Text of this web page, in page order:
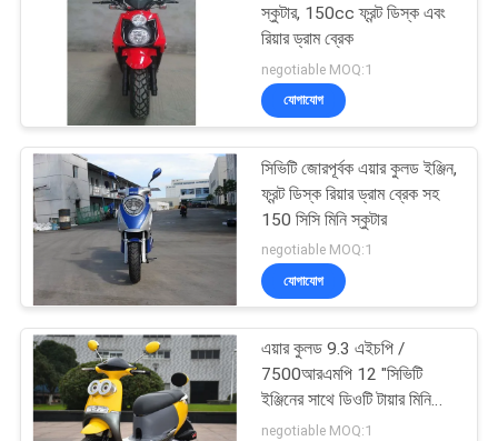
স্কুটার, 150cc ফ্রন্ট ডিস্ক এবং
রিয়ার ড্রাম ব্রেক
negotiable MOQ:1
যোগাযোগ
সিভিটি জোরপূর্বক এয়ার কুলড ইঞ্জিন,
ফ্রন্ট ডিস্ক রিয়ার ড্রাম ব্রেক সহ
150 সিসি মিনি স্কুটার
negotiable MOQ:1
যোগাযোগ
এয়ার কুলড 9.3 এইচপি /
7500আরএমপি 12 "সিভিটি
ইঞ্জিনের সাথে ডিওটি টায়ার মিনি
150cc স্কুটার
negotiable MOQ:1